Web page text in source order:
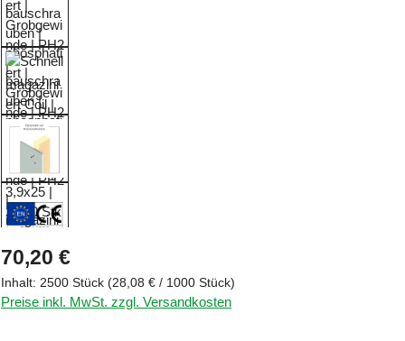
Regulärer Preis:
70,20 €
Inhalt: 2500 Stück (28,08 € / 1000 Stück)
Preise inkl. MwSt. zzgl. Versandkosten